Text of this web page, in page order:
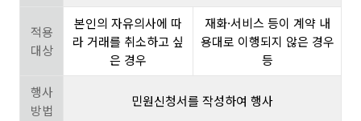
적용
대상
본인의 자유의사에 따
라 거래를 취소하고 싶
은 경우
재화·서비스 등이 계약 내
용대로 이행되지 않은 경우
등
행사
방법
민원신청서를 작성하여 행사